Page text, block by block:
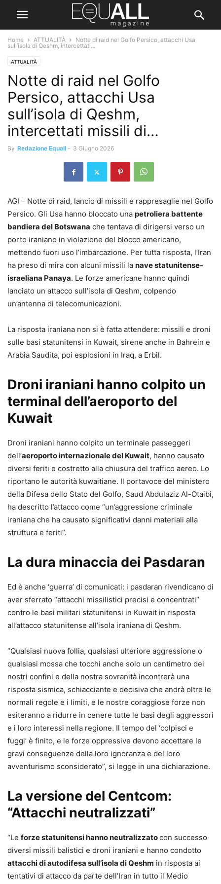
Home ATTUALITÀ
Notte di raid nel Golfo Persico, attacchi Usa
sull’isola di Qeshm, intercettati...
ATTUALITÀ
Notte di raid nel Golfo
Persico, attacchi Usa
sull’isola di Qeshm,
intercettati missili di…
By Redazione Equall - 3 Giugno 2026
AGI – Notte di raid, lancio di missili e rappresaglie nel Golfo
Persico. Gli Usa hanno bloccato una petroliera battente
bandiera del Botswana che tentava di dirigersi verso un
porto iraniano in violazione del blocco americano,
mettendo fuori uso l’imbarcazione. Per tutta risposta, l’Iran
ha preso di mira con alcuni missili la nave statunitense-
israeliana Panaya. Le forze americane hanno quindi
lanciato un attacco sull’isola di Qeshm, colpendo
un’antenna di telecomunicazioni.
La risposta iraniana non si è fatta attendere: missili e droni
sulle basi statunitensi in Kuwait, sirene anche in Bahrein e
Arabia Saudita, poi esplosioni in Iraq, a Erbil.
Droni iraniani hanno colpito un
terminal dell’aeroporto del
Kuwait
Droni iraniani hanno colpito un terminale passeggeri
dell’aeroporto internazionale del Kuwait, hanno causato
diversi feriti e costretto alla chiusura del traffico aereo. Lo
riportano le autorità kuwaitiane. Il portavoce del ministero
della Difesa dello Stato del Golfo, Saud Abdulaziz Al-Otaibi,
ha descritto l’attacco come “un’aggressione criminale
iraniana che ha causato significativi danni materiali alla
struttura e feriti”.
La dura minaccia dei Pasdaran
Ed è anche ‘guerra’ di comunicati: i pasdaran rivendicano di
aver sferrato “attacchi missilistici precisi e concentrati”
contro le basi militari statunitensi in Kuwait in risposta
all’attacco statunitense all’isola iraniana di Qeshm.
“Qualsiasi nuova follia, qualsiasi ulteriore aggressione o
qualsiasi mossa che tocchi anche solo un centimetro dei
nostri confini e della nostra sovranità incontrerà una
risposta sismica, schiacciante e decisiva che andrà oltre le
normali regole e i limiti, e le nostre coraggiose forze non
esiteranno a ridurre in cenere tutte le basi degli aggressori
e i loro interessi nella regione. Il tempo del ‘colpisci e
fuggi’ è finito, e le forze oppressive devono accettare le
gravi conseguenze della loro ignoranza e del loro
avventurismo sconsiderato”, si legge in una dichiarazione.
La versione del Centcom:
“Attacchi neutralizzati”
“Le forze statunitensi hanno neutralizzatocon successo
diversi missili balistici e droni iraniani e hanno condotto
attacchi di autodifesa sull’isola di Qeshm in risposta ai
tentativi di attacco da parte dell’Iran in tutto il Medio